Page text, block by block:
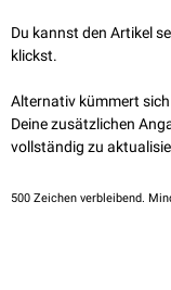
Alkohole (Alkanole) Cn
Du kannst den Artikel
klickst.
Alternativ kümmert
Deine zusätzlichen
vollständig zu
500 Zeichen verbleibend.